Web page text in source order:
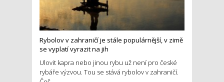
Rybolov v zahraničí je stále populárnější, v zimě
se vyplatí vyrazit na jih
Ulovit kapra nebo jinou rybu už není pro české
rybáře výzvou. Tou se stává rybolov v zahraničí.